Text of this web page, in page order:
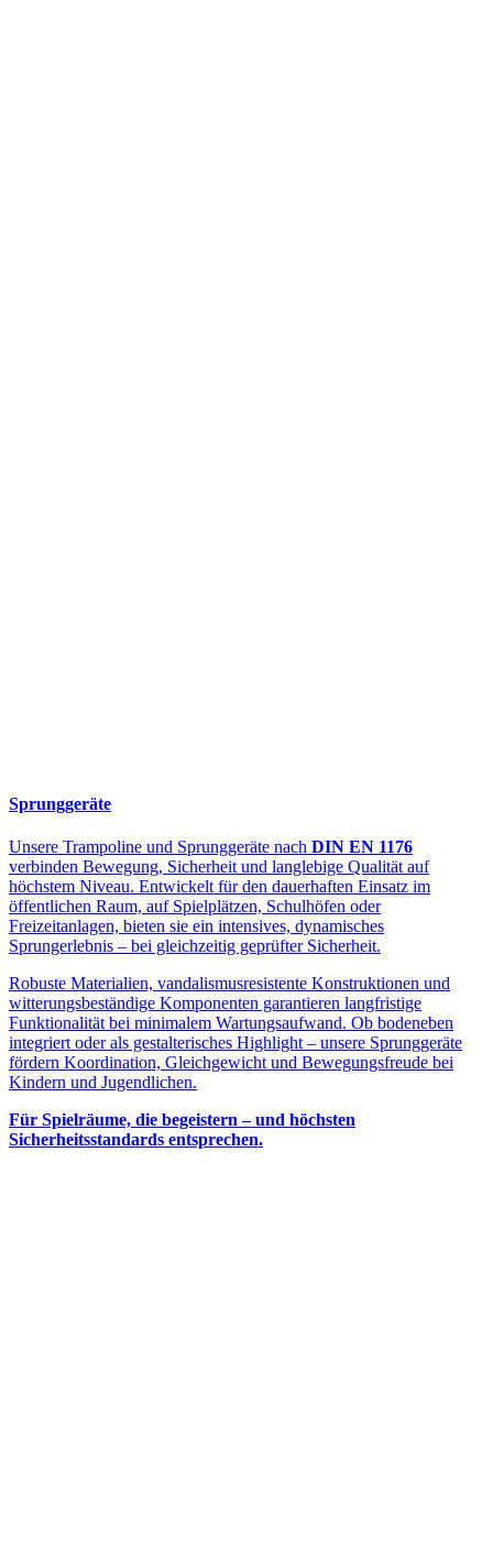
Sprunggeräte
Unsere Trampoline und Sprunggeräte nach DIN EN 1176
verbinden Bewegung, Sicherheit und langlebige Qualität auf
höchstem Niveau. Entwickelt für den dauerhaften Einsatz im
öffentlichen Raum, auf Spielplätzen, Schulhöfen oder
Freizeitanlagen, bieten sie ein intensives, dynamisches
Sprungerlebnis – bei gleichzeitig geprüfter Sicherheit.
Robuste Materialien, vandalismusresistente Konstruktionen und
witterungsbeständige Komponenten garantieren langfristige
Funktionalität bei minimalem Wartungsaufwand. Ob bodeneben
integriert oder als gestalterisches Highlight – unsere Sprunggeräte
fördern Koordination, Gleichgewicht und Bewegungsfreude bei
Kindern und Jugendlichen.
Für Spielräume, die begeistern – und höchsten
Sicherheitsstandards entsprechen.